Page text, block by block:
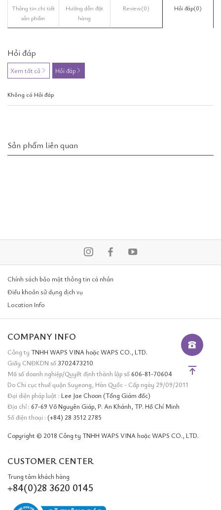
Thông tin chi tiết
sản phẩm
Hướng dẫn đặt
hàng
Review(0) Hỏi đáp(0)
Hỏi đáp
Xem tất cả Hỏi đáp
Không có Hỏi đáp
Sản phẩm liên quan
Chính sách bảo mật thông tin cá nhân
Điều khoản sử dụng dịch vụ
Location Info
COMPANY INFO
Công ty TNHH WAPS VINA hoặc WAPS CO., LTD.
Giấy CNĐKDN số3702473210
Mã số doanh nghiệp/Quyết định thành lập số 606-81-70604
Do Chi cục thuế quận Suyeong, Hàn Quốc - Cấp ngày 29/09/2011
Đại diện pháp luật : Lee Jae Choon (Tổng Giám đốc)
Địa chỉ : 67-69 Võ Nguyên Giáp, P. An Khánh, TP. Hồ Chí Minh
Số điện thoại : (+84) 28 3512 2785
Copyright © 2018 Công ty TNHH WAPS VINA hoặc WAPS CO., LTD.
CUSTOMER CENTER
Trung tâm khách hàng
+84(0)28 3620 0145